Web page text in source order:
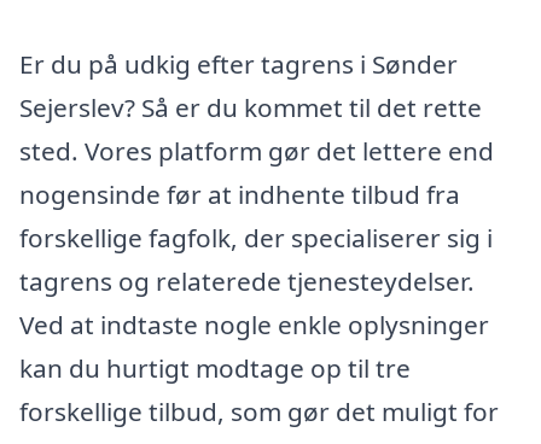
Er du på udkig efter tagrens i Sønder
Sejerslev? Så er du kommet til det rette
sted. Vores platform gør det lettere end
nogensinde før at indhente tilbud fra
forskellige fagfolk, der specialiserer sig i
tagrens og relaterede tjenesteydelser.
Ved at indtaste nogle enkle oplysninger
kan du hurtigt modtage op til tre
forskellige tilbud, som gør det muligt for